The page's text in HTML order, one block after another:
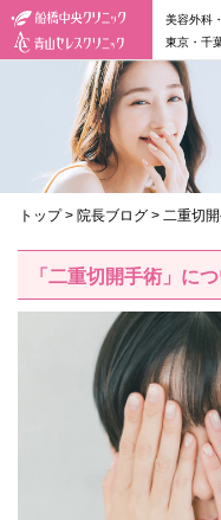
美容外科
東京・千
トップ > 院長ブログ > 二重切
「二重切開手術」に